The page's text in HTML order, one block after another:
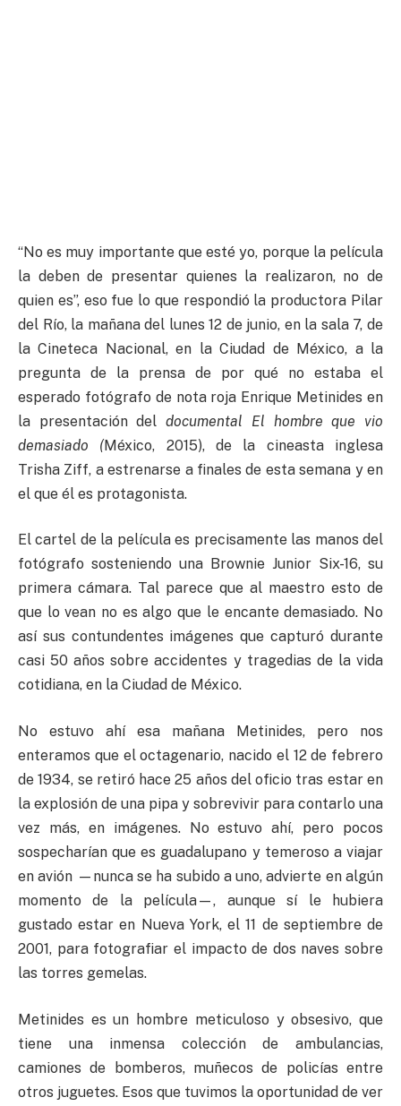
“No es muy importante que esté yo, porque la película
la deben de presentar quienes la realizaron, no de
quien es”, eso fue lo que respondió la productora Pilar
del Río, la mañana del lunes 12 de junio, en la sala 7, de
la Cineteca Nacional, en la Ciudad de México, a la
pregunta de la prensa de por qué no estaba el
esperado fotógrafo de nota roja Enrique Metinides en
la presentación deldocumental El hombre que vio
demasiado (México, 2015), de la cineasta inglesa
Trisha Ziff, a estrenarse a finales de esta semana y en
el que él es protagonista.
El cartel de la película es precisamente las manos del
fotógrafo sosteniendo una Brownie Junior Six-16, su
primera cámara. Tal parece que al maestro esto de
que lo vean no es algo que le encante demasiado. No
así sus contundentes imágenes que capturó durante
casi 50 años sobre accidentes y tragedias de la vida
cotidiana, en la Ciudad de México.
No estuvo ahí esa mañana Metinides, pero nos
enteramos que el octagenario, nacido el 12 de febrero
de 1934, se retiró hace 25 años del oficio tras estar en
la explosión de una pipa y sobrevivir para contarlo una
vez más, en imágenes. No estuvo ahí, pero pocos
sospecharían que es guadalupano y temeroso a viajar
en avión —nunca se ha subido a uno, advierte en algún
momento de la película—, aunque sí le hubiera
gustado estar en Nueva York, el 11 de septiembre de
2001, para fotografiar el impacto de dos naves sobre
las torres gemelas.
Metinides es un hombre meticuloso y obsesivo, que
tiene una inmensa colección de ambulancias,
camiones de bomberos, muñecos de policías entre
otros juguetes. Esos que tuvimos la oportunidad de ver